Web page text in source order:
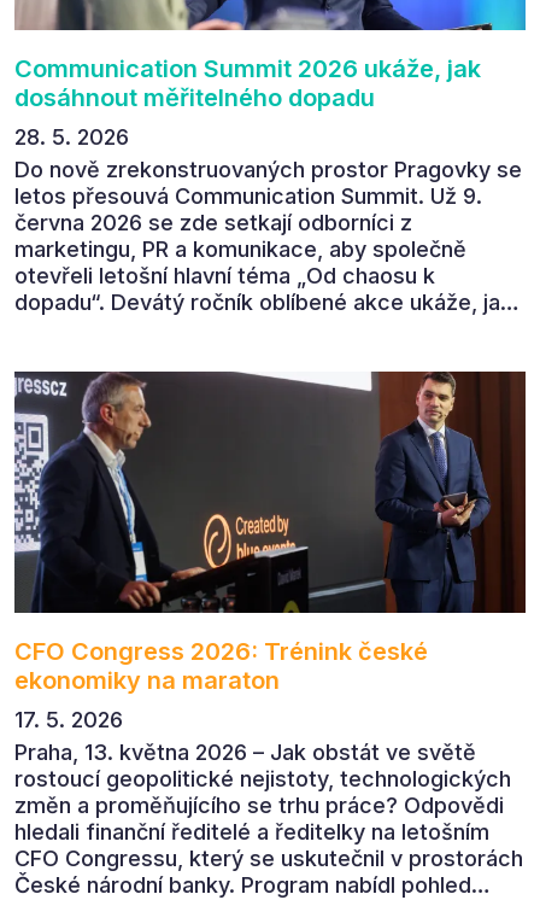
Communication Summit 2026 ukáže, jak
dosáhnout měřitelného dopadu
28. 5. 2026
Do nově zrekonstruovaných prostor Pragovky se
letos přesouvá Communication Summit. Už 9.
června 2026 se zde setkají odborníci z
marketingu, PR a komunikace, aby společně
otevřeli letošní hlavní téma „Od chaosu k
dopadu“. Devátý ročník oblíbené akce ukáže, jak
CFO Congress 2026: Trénink české
ekonomiky na maraton
17. 5. 2026
Praha, 13. května 2026 – Jak obstát ve světě
rostoucí geopolitické nejistoty, technologických
změn a proměňujícího se trhu práce? Odpovědi
hledali finanční ředitelé a ředitelky na letošním
CFO Congressu, který se uskutečnil v prostorách
České národní banky. Program nabídl pohled